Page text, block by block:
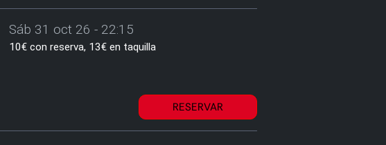
Sáb 31 oct 26 - 22:15
10€ con reserva, 13€ en taquilla
RESERVAR